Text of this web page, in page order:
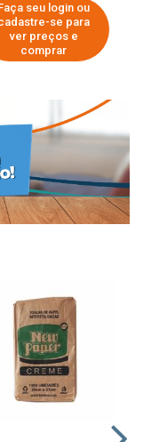
seu login ou
se para
ver preços e
comprar